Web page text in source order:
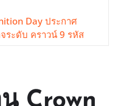
Day ประกาศ
ระดับ คราวน์ 9 รหัส